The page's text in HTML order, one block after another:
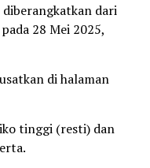
diberangkatkan dari
28 Mei 2025,
di halaman
tinggi (resti) dan